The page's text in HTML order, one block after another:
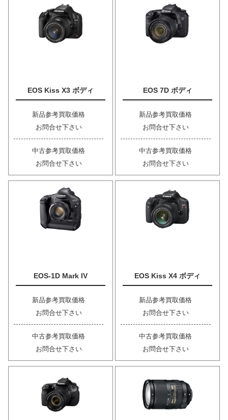
EOS Kiss X3 ボディ
新品参考買取価格
お問合せ下さい
中古参考買取価格
お問合せ下さい
EOS 7D ボディ
新品参考買取価格
お問合せ下さい
中古参考買取価格
お問合せ下さい
EOS-1D Mark IV
新品参考買取価格
お問合せ下さい
中古参考買取価格
お問合せ下さい
EOS Kiss X4 ボディ
新品参考買取価格
お問合せ下さい
中古参考買取価格
お問合せ下さい